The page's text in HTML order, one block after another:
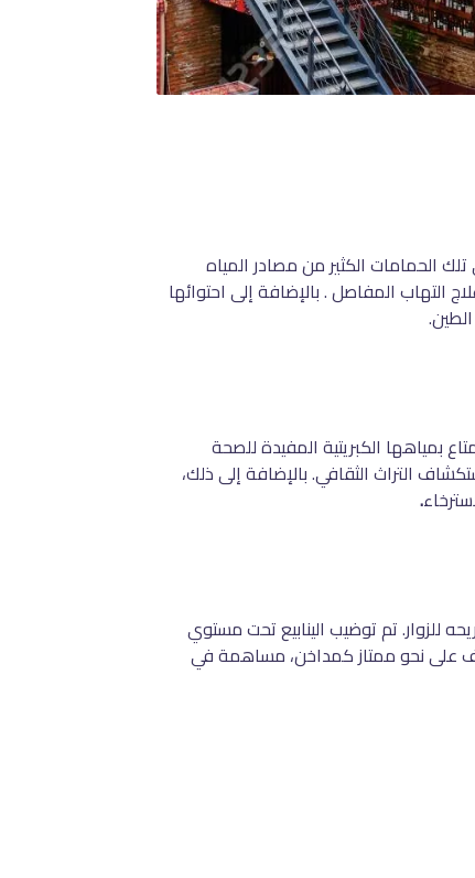
عام 1918 ميلاديًا، ويوجد في تلك الحمامات الكثير من مصادر المياه
التهاب المفاصل . بالإضافة إلى احتوائها
بمياهها الكبريتية المفيدة للصحة
التراث الثقافي. بالإضافة إلى ذلك،
.
للزوار. تم توضيب الينابيع تحت مستوي
على نحو ممتاز كمداخن، مساهمة في